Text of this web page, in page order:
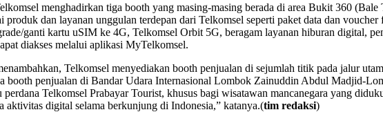
menghadirkan tiga booth yang masing-masing berada di area Bukit 360
produk dan layanan unggulan terdepan dari Telkomsel seperti paket data dan
ganti kartu uSIM ke 4G, Telkomsel Orbit 5G, beragam layanan hiburan digital,
diakses melalui aplikasi MyTelkomsel.
Telkomsel menyediakan booth penjualan di sejumlah titik pada jalur
booth penjualan di Bandar Udara Internasional Lombok Zainuddin Abdul Madjid-
Telkomsel Prabayar Tourist, khusus bagi wisatawan mancanegara yang
digital selama berkunjung di Indonesia,” katanya.(tim redaksi)